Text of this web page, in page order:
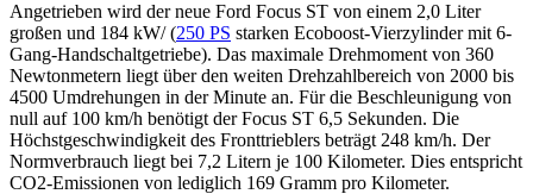
Angetrieben wird der neue Ford Focus ST von einem 2,0 Liter
großen und 184 kW/ (250 PS starken Ecoboost-Vierzylinder mit 6-
Gang-Handschaltgetriebe). Das maximale Drehmoment von 360
Newtonmetern liegt über den weiten Drehzahlbereich von 2000 bis
4500 Umdrehungen in der Minute an. Für die Beschleunigung von
null auf 100 km/h benötigt der Focus ST 6,5 Sekunden. Die
Höchstgeschwindigkeit des Fronttrieblers beträgt 248 km/h. Der
Normverbrauch liegt bei 7,2 Litern je 100 Kilometer. Dies entspricht
CO2-Emissionen von lediglich 169 Gramm pro Kilometer.